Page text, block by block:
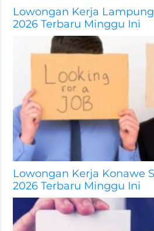
Lowongan Kerja
2026 Terbaru Minggu Ini
Lowongan Kerja Konawe
2026 Terbaru Minggu Ini